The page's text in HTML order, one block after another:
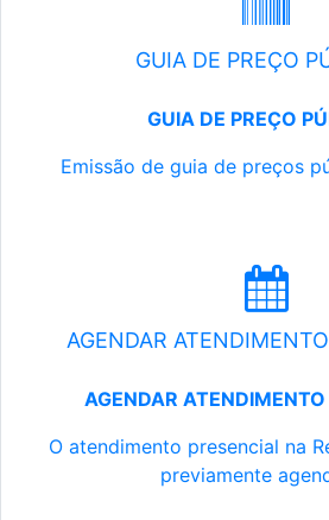
GUIA DE PREÇO
GUIA DE PREÇO
Emissão de guia de preços
AGENDAR
AGENDAR
O atendimento presencial na
previamente